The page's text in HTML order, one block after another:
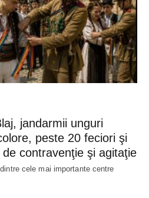
jandarmii unguri
peste 20 feciori şi
contravenţie şi agitaţie
cele mai importante centre